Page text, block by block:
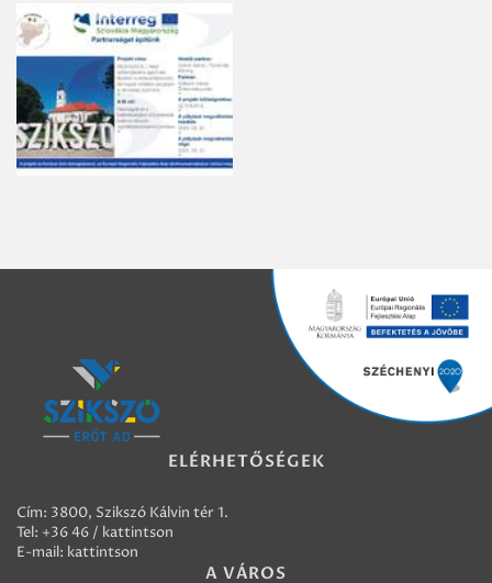
ELÉRHETŐSÉGEK
Cím: 3800, Szikszó Kálvin tér 1.
Tel: +36 46 / kattintson
E-mail: kattintson
A VÁROS